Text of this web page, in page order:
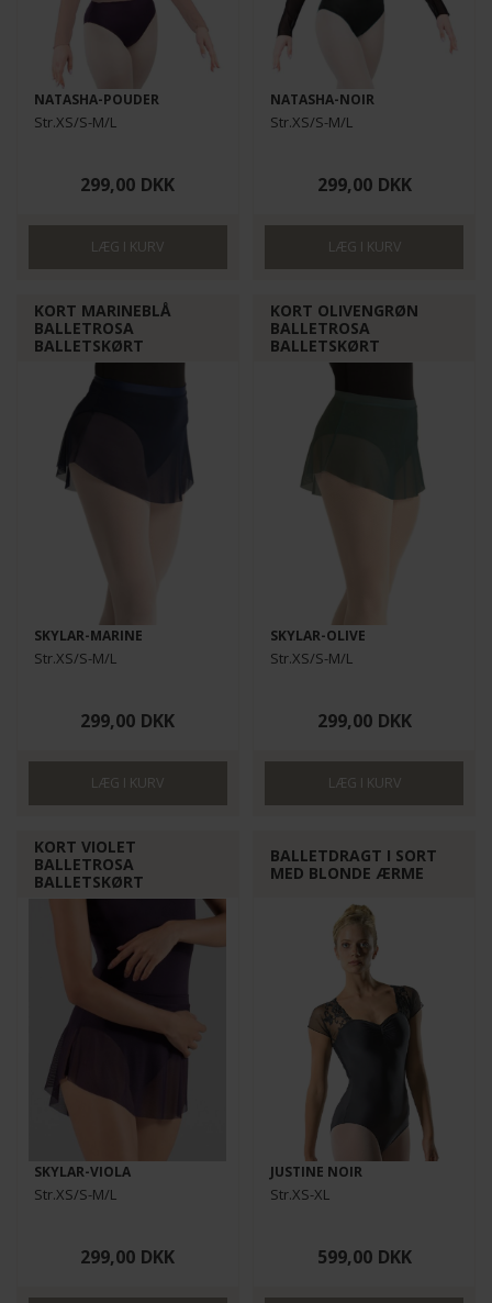
NATASHA-POUDER
Str.XS/S-M/L
299,00 DKK
NATASHA-NOIR
Str.XS/S-M/L
299,00 DKK
KORT MARINEBLÅ
BALLETROSA
BALLETSKØRT
SKYLAR-MARINE
Str.XS/S-M/L
299,00 DKK
KORT OLIVENGRØN
BALLETROSA
BALLETSKØRT
SKYLAR-OLIVE
Str.XS/S-M/L
299,00 DKK
KORT VIOLET
BALLETROSA
BALLETSKØRT
SKYLAR-VIOLA
Str.XS/S-M/L
299,00 DKK
BALLETDRAGT I SORT
MED BLONDE ÆRME
JUSTINE NOIR
Str.XS-XL
599,00 DKK